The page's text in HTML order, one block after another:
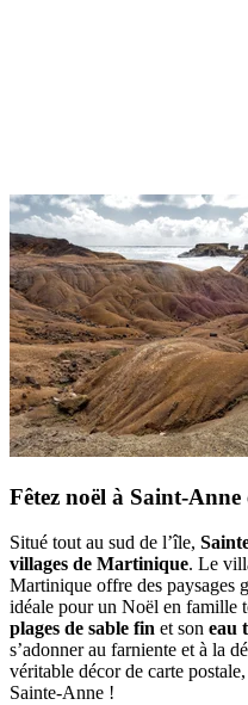
Fêtez noël à Saint-
Situé tout au sud de l’île,
villages de Martinique. Le
Martinique offre des paysages
idéale pour un Noël en famille
plages de sable fin et son eau
s’adonner au farniente et à la
véritable décor de carte
Sainte-Anne !